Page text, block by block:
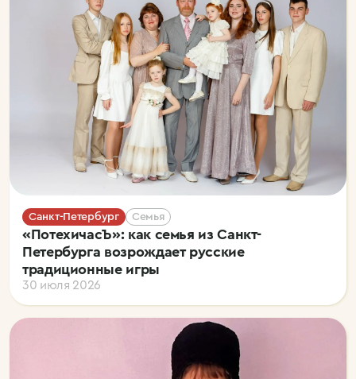
Санкт-Петербург Семья
«ПотехичасЪ»: как семья из Санкт-
Петербурга возрождает русские
традиционные игры
30 июля 2026